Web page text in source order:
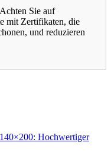
Achten Sie auf
mit Zertifikaten, die
und reduzieren
Hochwertiger